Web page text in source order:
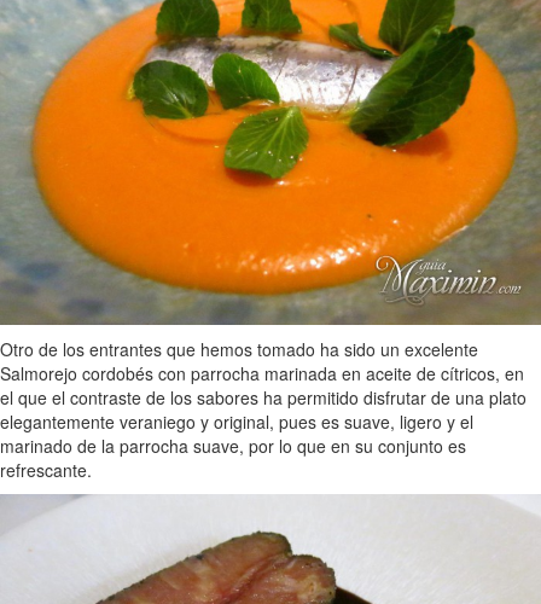
Otro de los entrantes que hemos tomado ha sido un excelente
Salmorejo cordobés con parrocha marinada en aceite de cítricos, en
el que el contraste de los sabores ha permitido disfrutar de una plato
elegantemente veraniego y original, pues es suave, ligero y el
marinado de la parrocha suave, por lo que en su conjunto es
refrescante.